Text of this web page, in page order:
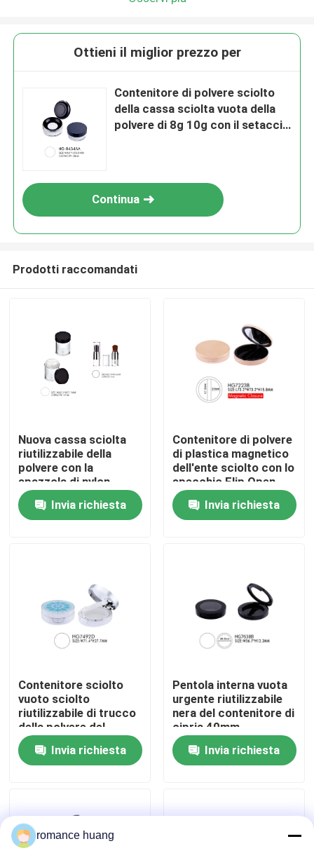
Casa
Prodotti
Controllo di qualità
Richiedere un preventivo
Bottiglia senz'aria cosmetica
Barattolo crema cosmetico
Ottieni il miglior prezzo per
Contenitore di polvere sciolto
della cassa sciolta vuota della
polvere di 8g 10g con il setaccio
Continua
Prodotti raccomandati
Nuova cassa sciolta
riutilizzabile della
polvere con la
spazzola di nylon
Invia richiesta
Contenitore di polvere
di plastica magnetico
dell'ente sciolto con lo
specchio Flip Open
Cover
Invia richiesta
Contenitore sciolto
vuoto sciolto
riutilizzabile di trucco
della polvere del
compatto di polvere
del cuscino d'aria
Invia richiesta
Pentola interna vuota
urgente riutilizzabile
nera del contenitore di
cipria 40mm
Invia richiesta
romance huang